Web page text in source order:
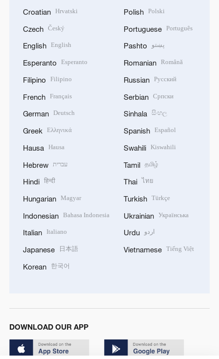
Croatian Hrvatski
Czech Český
English English
Esperanto Esperanto
Filipino Filipino
French Français
German Deutsch
Greek Ελληνικά
Hausa Hausa
Hebrew עברית
Hindi हिन्दी
Hungarian Magyar
Indonesian Bahasa Indonesia
Italian Italiano
Japanese 日本語
Korean 한국어
Polish Polski
Portuguese Português
Pashto پښتو
Romanian Română
Russian Русский
Serbian Српски
Sinhala සිංහල
Spanish Español
Swahili Kiswahili
Tamil தமிழ்
Thai ไทย
Turkish Türkçe
Ukrainian Українська
Urdu اردو
Vietnamese Tiếng Việt
DOWNLOAD OUR APP